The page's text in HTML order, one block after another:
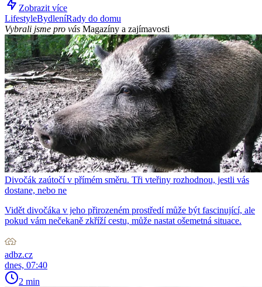
Zobrazit více
LifestyleBydleníRady do domu
Vybrali jsme pro vás Magazíny a zajímavosti
Divočák zaútočí v přímém směru. Tři vteřiny rozhodnou, jestli vás
dostane, nebo ne
Vidět divočáka v jeho přirozeném prostředí může být fascinující, ale
pokud vám nečekaně zkříží cestu, může nastat ošemetná situace.
adbz.cz
dnes, 07:40
2 min